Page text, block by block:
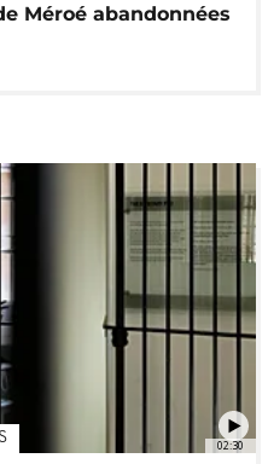
Méroé abandonnées
02:30